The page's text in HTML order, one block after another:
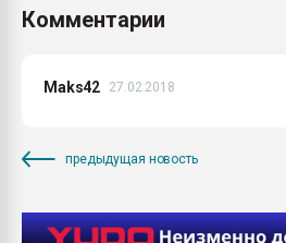
Комментарии
Maks42 27.02.2018
предыдущая новость